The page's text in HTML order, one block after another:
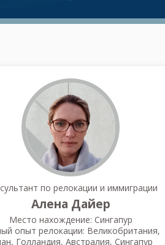
по релокации и иммиграции
Алена Дайер
Место нахождение: Сингапур
опыт релокации: Великобритания,
Голландия, Австралия, Сингапур